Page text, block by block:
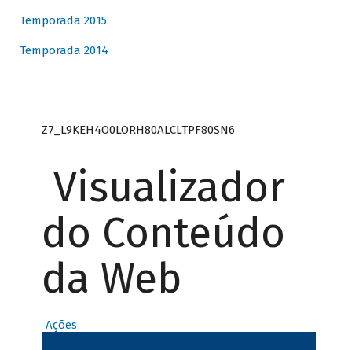
Temporada 2015
Temporada 2014
Z7_L9KEH4O0LORH80ALCLTPF80SN6
Visualizador
do Conteúdo
da Web
Ações